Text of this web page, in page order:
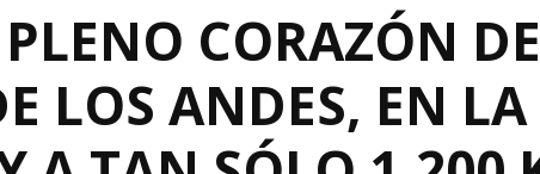
CORAZÓN
LOS ANDES, EN